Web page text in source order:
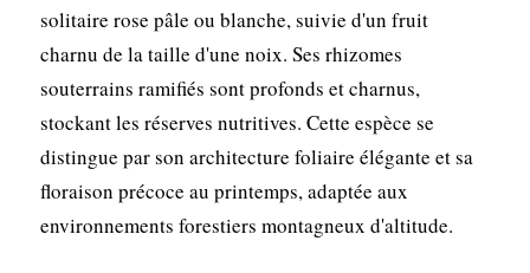
solitaire rose pâle ou blanche, suivie d'un fruit
charnu de la taille d'une noix. Ses rhizomes
souterrains ramifiés sont profonds et charnus,
stockant les réserves nutritives. Cette espèce se
distingue par son architecture foliaire élégante et sa
floraison précoce au printemps, adaptée aux
environnements forestiers montagneux d'altitude.